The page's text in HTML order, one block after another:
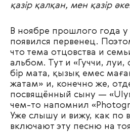
қазір қалқан, мен қазір
В ноябре прошлого года
появился первенец.
что тема отцовства и
альбом. Тут и «Гуччи,
бір мата, қызық емес
жатам» и, конечно же,
посвящённый сыну —
чем-то напомнил
Уже слышу и вижу, как по
включают эту песню на